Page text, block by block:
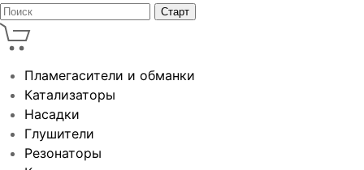
Пламегасители и обманки
Катализаторы
Насадки
Глушители
Резонаторы